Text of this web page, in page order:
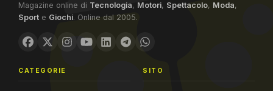
Magazine online di Tecnologia, Motori, Spettacolo, Moda,
Sport e Giochi. Online dal 2005.
CATEGORIE SITO